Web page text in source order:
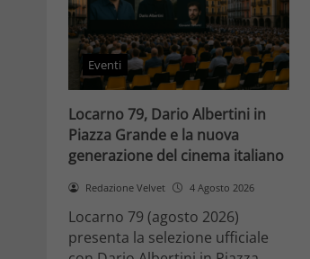
Eventi
Locarno 79, Dario Albertini in
Piazza Grande e la nuova
generazione del cinema italiano
Redazione Velvet 4 Agosto 2026
Locarno 79 (agosto 2026)
presenta la selezione ufficiale